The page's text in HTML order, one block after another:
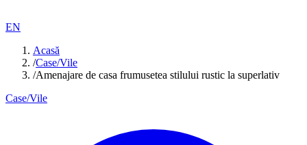
EN
Acasă
/Case/Vile
/Amenajare de casa frumusetea stilului rustic la superlativ
Case/Vile